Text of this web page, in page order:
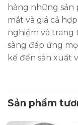
hàng những sản
mắt và giá cả
nghiệm và trang
sàng đáp ứng
kế đến sản xuất
Sản phẩm